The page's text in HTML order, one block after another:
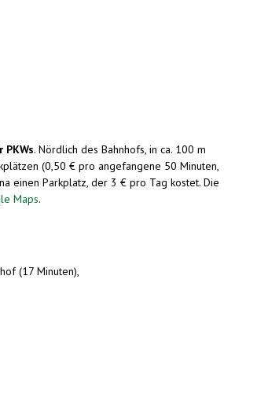
PKWs. Nördlich des Bahnhofs, in ca. 100 m
(0,50 € pro angefangene 50 Minuten,
einen Parkplatz, der 3 € pro Tag kostet. Die
Maps.
(17 Minuten),